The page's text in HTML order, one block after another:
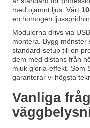
med ojämnt ljus. Vårt
en homogen
Modulerna drivs via
montera. Bygg mönster
standard-setup till en
dem med distans från
mjuk gloria-effekt. Som
garanterar vi högsta
Vanliga